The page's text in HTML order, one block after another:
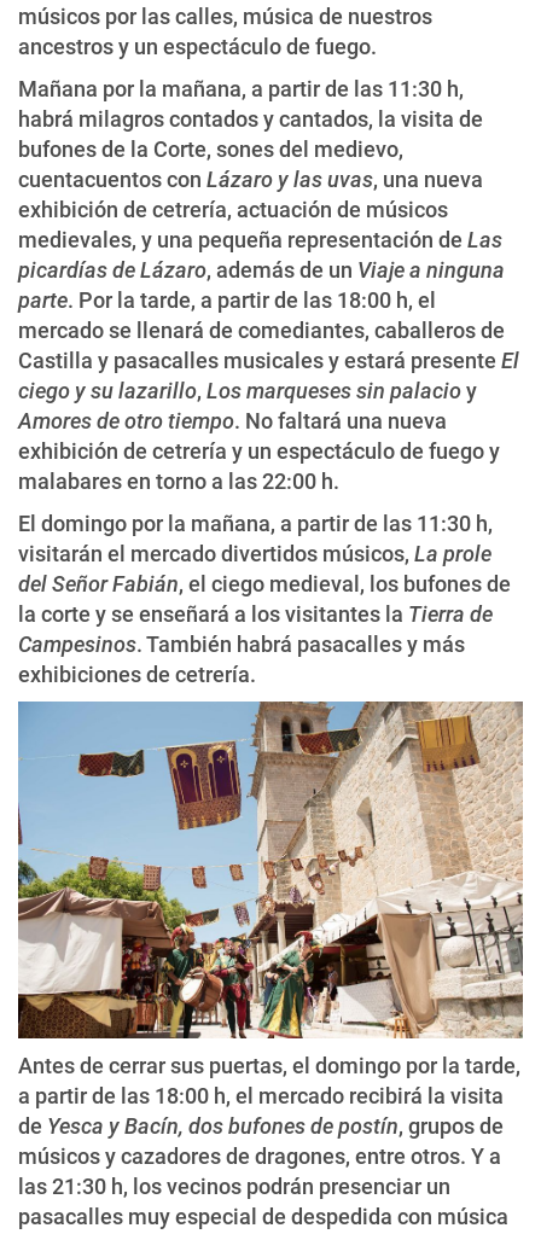
músicos por las calles, música de nuestros
ancestros y un espectáculo de fuego.
Mañana por la mañana, a partir de las 11:30 h,
habrá milagros contados y cantados, la visita de
bufones de la Corte, sones del medievo,
cuentacuentos con Lázaro y las uvas, una nueva
exhibición de cetrería, actuación de músicos
medievales, y una pequeña representación de Las
picardías de Lázaro, además de un Viaje a ninguna
parte. Por la tarde, a partir de las 18:00 h, el
mercado se llenará de comediantes, caballeros de
Castilla y pasacalles musicales y estará presente El
ciego y su lazarillo, Los marqueses sin palacioy
Amores de otro tiempo. No faltará una nueva
exhibición de cetrería y un espectáculo de fuego y
malabares en torno a las 22:00 h.
El domingo por la mañana, a partir de las 11:30 h,
visitarán el mercado divertidos músicos, La prole
del Señor Fabián, el ciego medieval, los bufones de
la corte y se enseñará a los visitantes la Tierra de
Campesinos. También habrá pasacalles y más
exhibiciones de cetrería.
Antes de cerrar sus puertas, el domingo por la tarde,
a partir de las 18:00 h, el mercado recibirá la visita
de Yesca y Bacín, dos bufones de postín, grupos de
músicos y cazadores de dragones, entre otros. Y a
las 21:30 h, los vecinos podrán presenciar un
pasacalles muy especial de despedida con música